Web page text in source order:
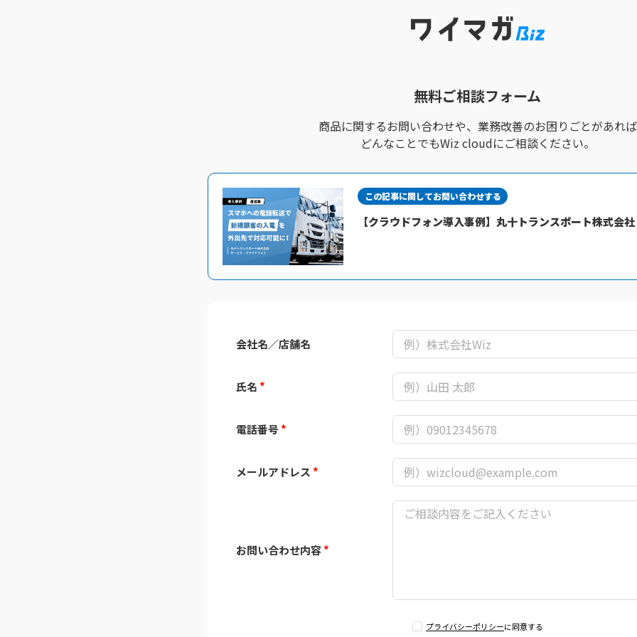
無料ご相談フォーム
商品に関するお問い合わせや、 業務改善のお困りごとがあれば
どんなことでもWiz cloudにご相談ください。
この記事に関してお問い合わせする
【クラウドフォン導入事例】丸十トランスポート株式会
会社名／店舗名
氏名*
電話番号*
メールアドレス*
お問い合わせ内容*
プライバシーポリシーに同意する